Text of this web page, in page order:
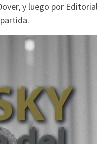
y luego por